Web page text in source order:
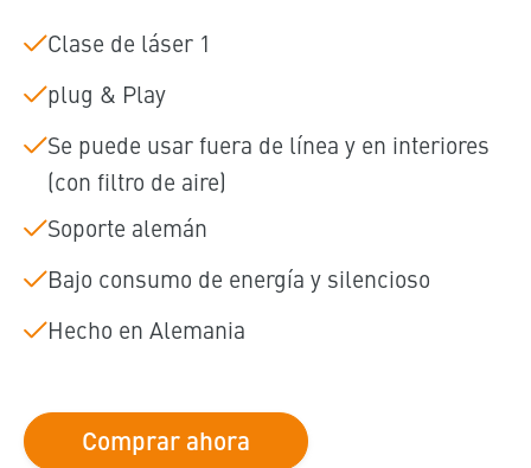
Clase de láser 1
plug & Play
Se puede usar fuera de línea y en interiores
(con filtro de aire)
Soporte alemán
Bajo consumo de energía y silencioso
Hecho en Alemania
Comprar ahora